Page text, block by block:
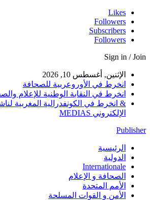
Likes
Followers
Subscribers
Followers
Sign in / Join
الإثنين, أغسطس 10, 2026
انخرط في الأوروعربية للصحافة
انخرط في النقابة الوطنية للإعلام
& انخرط في الكونفدرالية المغربية
الإلكتروني MEDIAS
Publisher
الرئيسية
الدولية
Internationale
الصحافة و الإعلام
الأمم المتحدة
الأمن و القوات المسلحة